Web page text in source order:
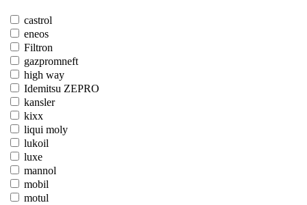
castrol
eneos
Filtron
gazpromneft
high way
Idemitsu ZEPRO
kansler
kixx
liqui moly
lukoil
luxe
mannol
mobil
motul